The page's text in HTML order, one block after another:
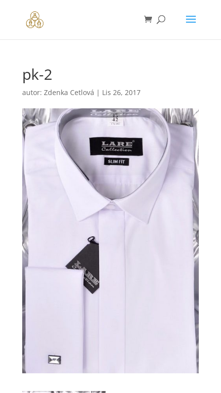
pk-2
autor: Zdenka Cetlová | Lis 26, 2017